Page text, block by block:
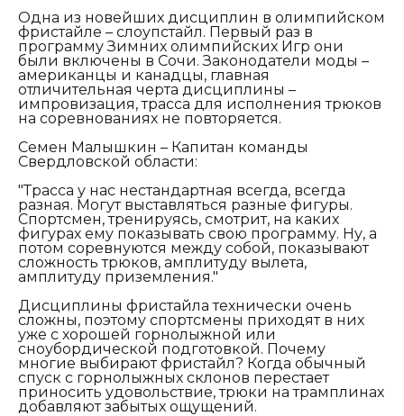
Одна из новейших дисциплин в олимпийском
фристайле – слоупстайл. Первый раз в
программу Зимних олимпийских Игр они
были включены в Сочи. Законодатели моды –
американцы и канадцы, главная
отличительная черта дисциплины –
импровизация, трасса для исполнения трюков
на соревнованиях не повторяется.
Семен Малышкин – Капитан команды
Свердловской области:
"Трасса у нас нестандартная всегда, всегда
разная. Могут выставляться разные фигуры.
Спортсмен, тренируясь, смотрит, на каких
фигурах ему показывать свою программу. Ну, а
потом соревнуются между собой, показывают
сложность трюков, амплитуду вылета,
амплитуду приземления."
Дисциплины фристайла технически очень
сложны, поэтому спортсмены приходят в них
уже с хорошей горнолыжной или
сноубордической подготовкой. Почему
многие выбирают фристайл? Когда обычный
спуск с горнолыжных склонов перестает
приносить удовольствие, трюки на трамплинах
добавляют забытых ощущений.